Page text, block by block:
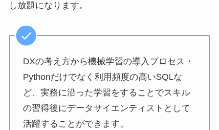
し放題になります。
DXの考え方から機械学習の導入プロセス・
Pythonだけでなく利用頻度の高いSQLな
ど、実務に沿った学習をすることでスキル
の習得後にデータサイエンティストとして
活躍することができます。